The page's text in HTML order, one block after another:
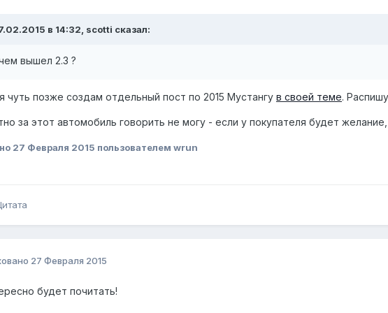
в 14:32, scotti сказал:
вышел 2.3 ?
чуть позже создам отдельный пост по 2015 Мустангу в своей теме.
за этот автомобиль говорить не могу - если у покупателя будет
27 Февраля 2015 пользователем wrun
27 Февраля 2015
будет почитать!